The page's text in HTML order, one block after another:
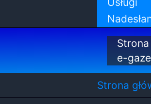
Strona
e-
Strona